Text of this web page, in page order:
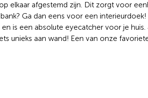
elkaar afgestemd zijn. Dit zorgt voor
Ga dan eens voor een
en is een absolute eyecatcher voor je
unieks aan wand! Een van onze